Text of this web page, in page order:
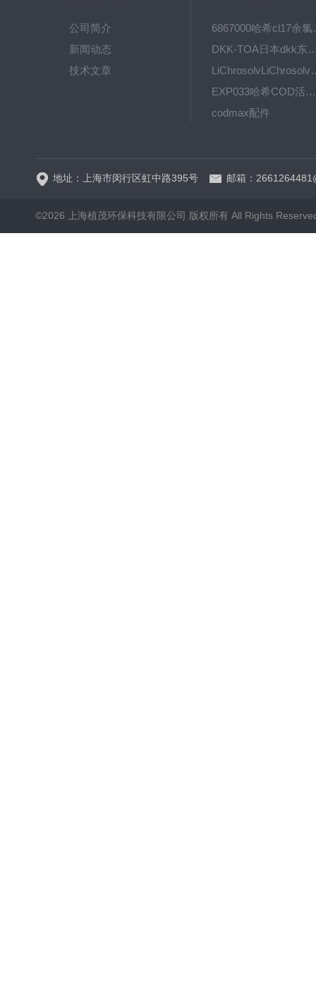
公司简介
新闻动态
技术文章
6867000
DKK-TOA日本dkk东亚电
EXP033哈希COD活塞泵价格 EXP033
codmax配件
地址：上海市闵行区虹中路395号 邮箱：
©2026 上海植茂环保科技有限公司 版权所有 All Rights